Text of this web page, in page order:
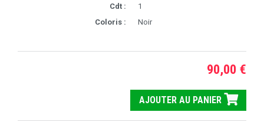
Cdt :
1
Coloris :
Noir
90,00 €
AJOUTER AU PANIER